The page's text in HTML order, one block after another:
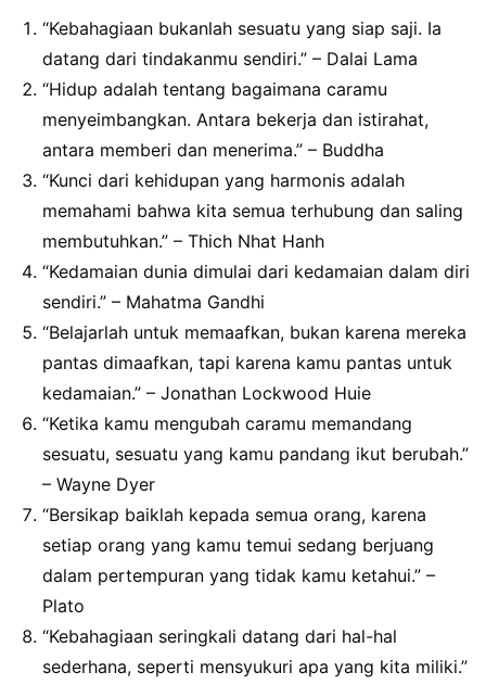
“Kebahagiaan bukanlah sesuatu yang siap saji. Ia
datang dari tindakanmu sendiri.” – Dalai Lama
“Hidup adalah tentang bagaimana caramu
menyeimbangkan. Antara bekerja dan istirahat,
antara memberi dan menerima.” – Buddha
“Kunci dari kehidupan yang harmonis adalah
memahami bahwa kita semua terhubung dan saling
membutuhkan.” – Thich Nhat Hanh
“Kedamaian dunia dimulai dari kedamaian dalam diri
sendiri.” – Mahatma Gandhi
“Belajarlah untuk memaafkan, bukan karena mereka
pantas dimaafkan, tapi karena kamu pantas untuk
kedamaian.” – Jonathan Lockwood Huie
“Ketika kamu mengubah caramu memandang
sesuatu, sesuatu yang kamu pandang ikut berubah.”
– Wayne Dyer
“Bersikap baiklah kepada semua orang, karena
setiap orang yang kamu temui sedang berjuang
dalam pertempuran yang tidak kamu ketahui.” –
Plato
“Kebahagiaan seringkali datang dari hal-hal
sederhana, seperti mensyukuri apa yang kita miliki.”